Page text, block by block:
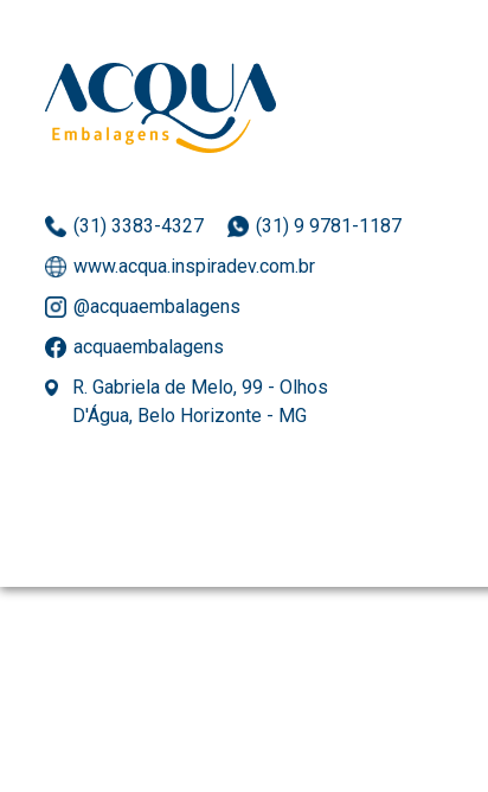
(31) 3383-4327
(31) 9 9781-1187
www.acqua.inspiradev.com.br
@acquaembalagens
acquaembalagens
R. Gabriela de Melo, 99 - Olhos
D'Água, Belo Horizonte - MG